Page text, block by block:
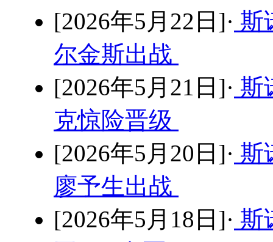
[2026年5月22日]· 斯
尔金斯出战
[2026年5月21日]· 斯
克惊险晋级
[2026年5月20日]· 斯
廖予生出战
[2026年5月18日]· 斯